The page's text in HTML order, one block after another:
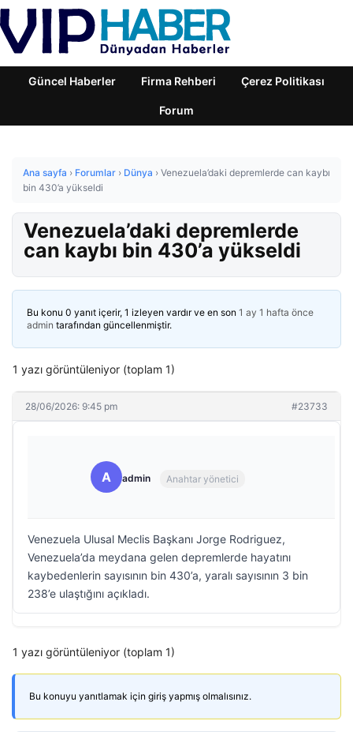
Güncel Haberler Firma Rehberi Çerez Politikası
Forum
Ana sayfa › Forumlar › Dünya › Venezuela’daki depremlerde can kaybı
bin 430’a yükseldi
Venezuela’daki depremlerde
can kaybı bin 430’a yükseldi
Bu konu 0 yanıt içerir, 1 izleyen vardır ve en son 1 ay 1 hafta önce
admin tarafından güncellenmiştir.
1 yazı görüntüleniyor (toplam 1)
28/06/2026: 9:45 pm #23733
A admin Anahtar yönetici
Venezuela Ulusal Meclis Başkanı Jorge Rodriguez,
Venezuela’da meydana gelen depremlerde hayatını
kaybedenlerin sayısının bin 430’a, yaralı sayısının 3 bin
238’e ulaştığını açıkladı.
1 yazı görüntüleniyor (toplam 1)
Bu konuyu yanıtlamak için giriş yapmış olmalısınız.